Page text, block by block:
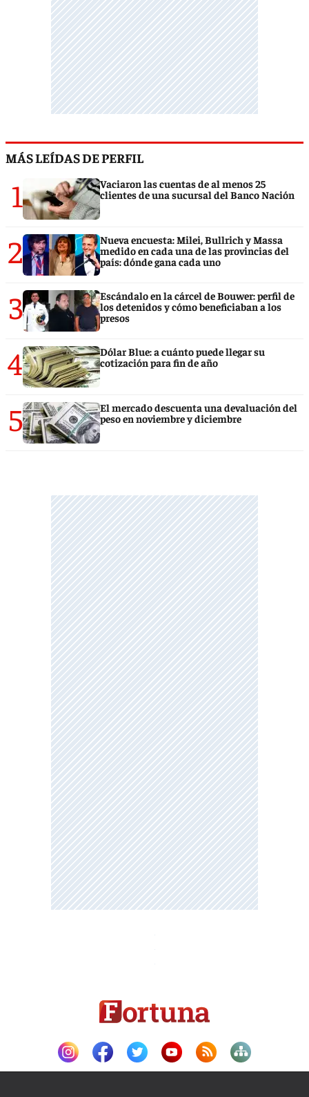
MÁS LEÍDAS DE PERFIL
1
Vaciaron las cuentas de al menos 25
clientes de una sucursal del Banco Nación
2
Nueva encuesta: Milei, Bullrich y Massa
medido en cada una de las provincias del
país: dónde gana cada uno
3
Escándalo en la cárcel de Bouwer: perfil de
los detenidos y cómo beneficiaban a los
presos
4
Dólar Blue: a cuánto puede llegar su
cotización para fin de año
5
El mercado descuenta una devaluación del
peso en noviembre y diciembre